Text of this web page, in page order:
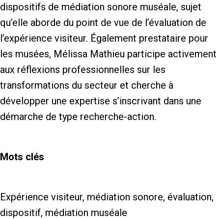
dispositifs de médiation sonore muséale, sujet
qu’elle aborde du point de vue de l’évaluation de
l’expérience visiteur. Également prestataire pour
les musées, Mélissa Mathieu participe activement
aux réflexions professionnelles sur les
transformations du secteur et cherche à
développer une expertise s’inscrivant dans une
démarche de type recherche-action.
Mots clés
Expérience visiteur, médiation sonore, évaluation,
dispositif, médiation muséale